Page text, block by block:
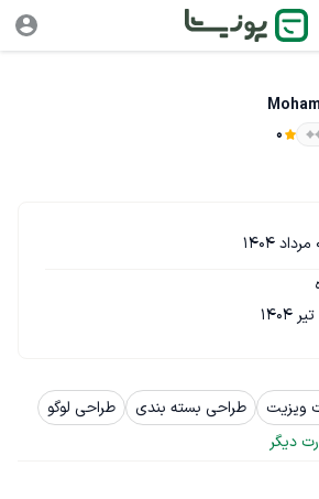
0
ویزیت طراحی بسته بندی
طراحی لوگو
دیگر